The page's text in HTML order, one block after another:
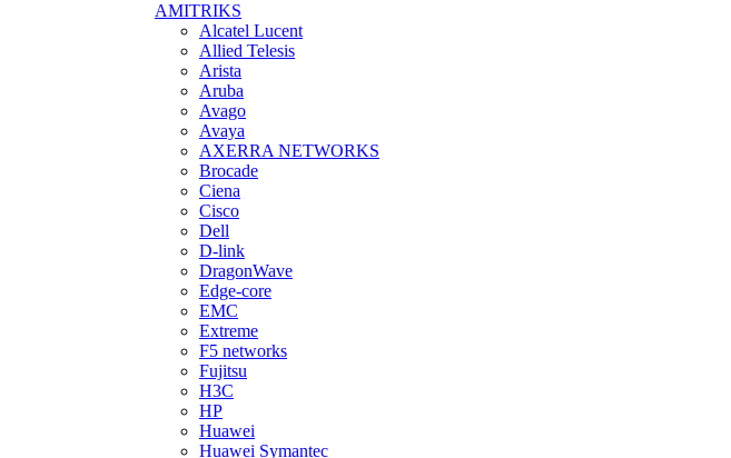
AMITRIKS
Alcatel Lucent
Allied Telesis
Arista
Aruba
Avago
Avaya
AXERRA NETWORKS
Brocade
Ciena
Cisco
Dell
D-link
DragonWave
Edge-core
EMC
Extreme
F5 networks
Fujitsu
H3С
HP
Huawei
Huawei Symantec